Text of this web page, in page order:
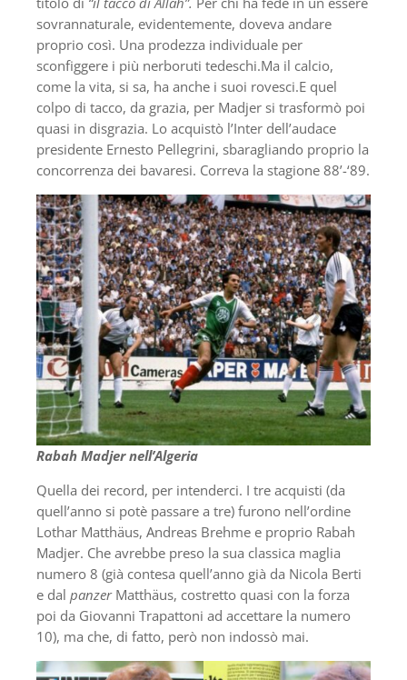
sovrannaturale, evidentemente, doveva andare
proprio così. Una prodezza individuale per
sconfiggere i più nerboruti tedeschi.Ma il calcio,
come la vita, si sa, ha anche i suoi rovesci.E quel
colpo di tacco, da grazia, per Madjer si trasformò poi
quasi in disgrazia. Lo acquistò l’Inter dell’audace
presidente Ernesto Pellegrini, sbaragliando proprio la
concorrenza dei bavaresi. Correva la stagione 88’-‘89.
Rabah Madjer nell’Algeria
Quella dei record, per intenderci. I tre acquisti (da
quell’anno si potè passare a tre) furono nell’ordine
Lothar Matthäus, Andreas Brehme e proprio Rabah
Madjer. Che avrebbe preso la sua classica maglia
numero 8 (già contesa quell’anno già da Nicola Berti
e dal panzer Matthäus, costretto quasi con la forza
poi da Giovanni Trapattoni ad accettare la numero
10), ma che, di fatto, però non indossò mai.